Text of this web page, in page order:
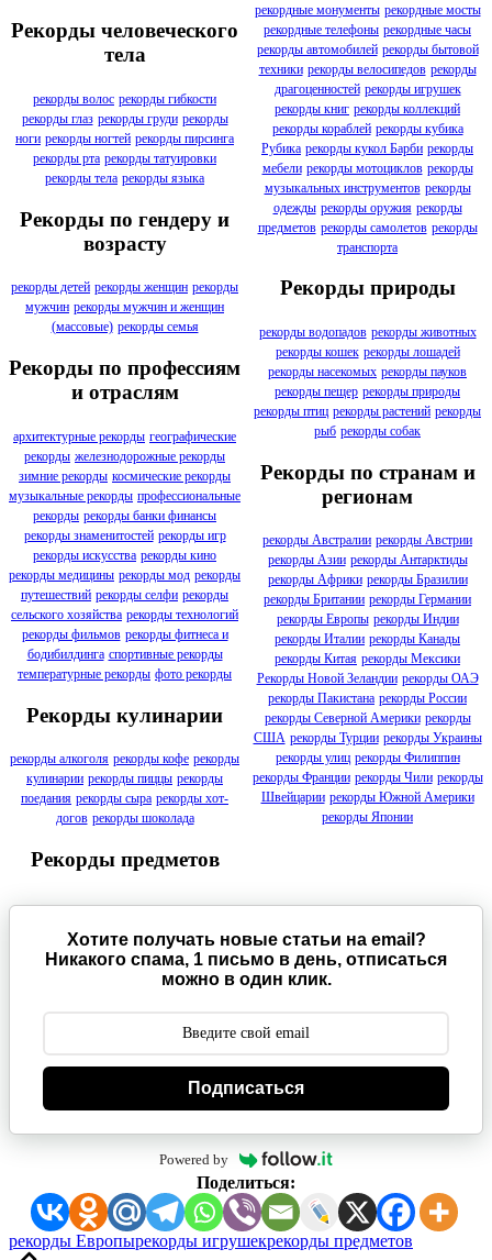
Рекорды человеческого
тела
рекорды волос рекорды гибкости
рекорды глаз рекорды груди рекорды
ноги рекорды ногтей рекорды пирсинга
рекорды рта рекорды татуировки
рекорды тела рекорды языка
Рекорды по гендеру и
возрасту
рекорды детей рекорды женщин рекорды
мужчин рекорды мужчин и женщин
(массовые) рекорды семья
Рекорды по профессиям
и отраслям
архитектурные рекорды географические
рекорды железнодорожные рекорды
зимние рекорды космические рекорды
музыкальные рекорды профессиональные
рекорды рекорды банки финансы
рекорды знаменитостей рекорды игр
рекорды искусства рекорды кино
рекорды медицины рекорды мод рекорды
путешествий рекорды селфи рекорды
сельского хозяйства рекорды технологий
рекорды фильмов рекорды фитнеса и
бодибилдинга спортивные рекорды
температурные рекорды фото рекорды
Рекорды кулинарии
рекорды алкоголя рекорды кофе рекорды
кулинарии рекорды пиццы рекорды
поедания рекорды сыра рекорды хот-
догов рекорды шоколада
Рекорды предметов
рекордные монументы рекордные мосты
рекордные телефоны рекордные часы
рекорды автомобилей рекорды бытовой
техники рекорды велосипедов рекорды
драгоценностей рекорды игрушек
рекорды книг рекорды коллекций
рекорды кораблей рекорды кубика
Рубика рекорды кукол Барби рекорды
мебели рекорды мотоциклов рекорды
музыкальных инструментов рекорды
одежды рекорды оружия рекорды
предметов рекорды самолетов рекорды
транспорта
Рекорды природы
рекорды водопадов рекорды животных
рекорды кошек рекорды лошадей
рекорды насекомых рекорды пауков
рекорды пещер рекорды природы
рекорды птиц рекорды растений рекорды
рыб рекорды собак
Рекорды по странам и
регионам
рекорды Австралии рекорды Австрии
рекорды Азии рекорды Антарктиды
рекорды Африки рекорды Бразилии
рекорды Британии рекорды Германии
рекорды Европы рекорды Индии
рекорды Италии рекорды Канады
рекорды Китая рекорды Мексики
Рекорды Новой Зеландии рекорды ОАЭ
рекорды Пакистана рекорды России
рекорды Северной Америки рекорды
США рекорды Турции рекорды Украины
рекорды улиц рекорды Филиппин
рекорды Франции рекорды Чили рекорды
Швейцарии рекорды Южной Америки
рекорды Японии
Хотите получать новые статьи на email?
Никакого спама, 1 письмо в день, отписаться
можно в один клик.
Подписаться
Powered by
Поделиться:
Метки:
рекорды Европырекорды игрушекрекорды предметов